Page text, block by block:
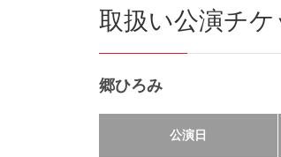
取扱い公演チケ
郷ひろみ
公演日